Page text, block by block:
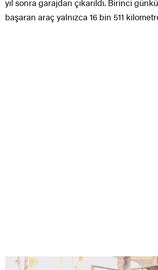
başaran araç yalnızca 16 bin 511